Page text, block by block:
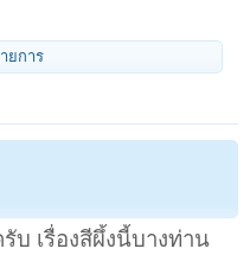
ยการ
เรื่องสีผึ้งนี้บางท่าน